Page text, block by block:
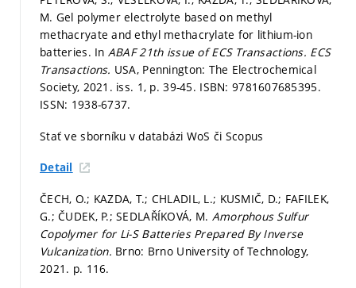
M. Gel polymer electrolyte based on methyl
methacryate and ethyl methacrylate for lithium-ion
batteries. In ABAF 21th issue of ECS Transactions. ECS
Transactions. USA, Pennington: The Electrochemical
Society, 2021. iss. 1, p. 39-45. ISBN: 9781607685395.
ISSN: 1938-6737.
Stať ve sborníku v databázi WoS či Scopus
Detail
ČECH, O.; KAZDA, T.; CHLADIL, L.; KUSMIČ, D.; FAFILEK,
G.; ČUDEK, P.; SEDLAŘÍKOVÁ, M. Amorphous Sulfur
Copolymer for Li-S Batteries Prepared By Inverse
Vulcanization. Brno: Brno University of Technology,
2021. p. 116.